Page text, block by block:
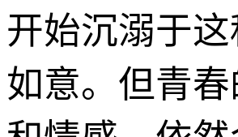
开始沉溺于
如意。但青